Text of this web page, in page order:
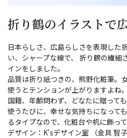
折り鶴のイラストで
日本らしさ、広島らしさを表現した
い、シャープな線で、 折り鶴の繊細
インをしました。
品質は折り紙つきの、熊野化粧筆。
使うとテンションが上がりますよね
国籍、年齢問わず、どなたに贈って
使うたびに、幸せな気持ちになって
るタイプなので、化粧台や机に飾っ
デザイン：K'sデザイン室 （金具 智子